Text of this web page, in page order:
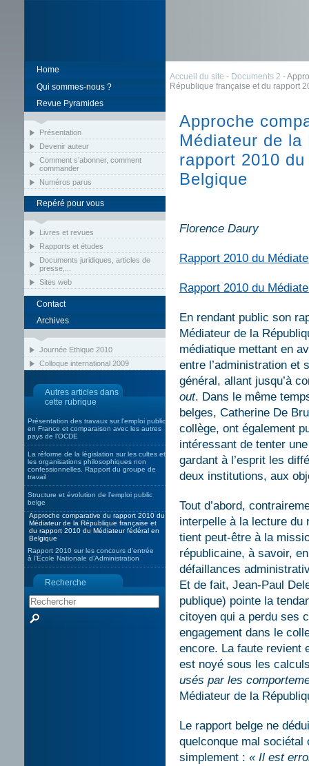
Home
Qui sommes-nous ?
Revue Pyramides
Présentation
Devenir auteur
Comment s’abonner, comment
commander
Numéros parus
Repéré pour vous
Livres et revues
Rapports et études
Documents juridiques, articles de
presse,...
Sites web
Contact
Archives
Journée Ethique 2010
Colloque international 2009
Autres articles dans
cette rubrique
Présentation des travaux sur l’emploi public
en France et comparaison avec les autres
pays de l’OCDE
La réforme de la législation sur les cultes et
les organisations philosophiques non
confessionnelles. Rapport du groupe de
travail
Structure et évolution de l’emploi public
belge
Approche comparative du rapport 2010 du
Médiateur de la République française et
du rapport 2010 du Médiateur fédéral en
Belgique
Rapport 2010 sur les concours d’entrée
à l’Ecole Nationale d’Administration
Recherche
Accueil du site - Documents 2 -
République française et du rapport
Approche
Médiateur de
rapport 2010
Belgique
Florence Daury
Rapport 2010 du
Rapport 2010 du
En rendant public son
Médiateur de la
médiatique mettant en
entre l’administration et
général, allant jusqu’à
out. Dans le même
belges, Catherine De
collège, ont également
intéressant de tenter
gardant à l’esprit les
deux institutions, aux
Tout d’abord,
interpelle à la lecture
tient peut-être à la
républicaine, à savoir,
défaillances
Et de fait, Jean-Paul
publique) pointe la
citoyen qui a perdu ses
engagement dans le
encore. La faute revient
est noyé sous les
usés par les
Médiateur de la
Le rapport belge ne
quelconque mal sociétal
simplement : « Il est